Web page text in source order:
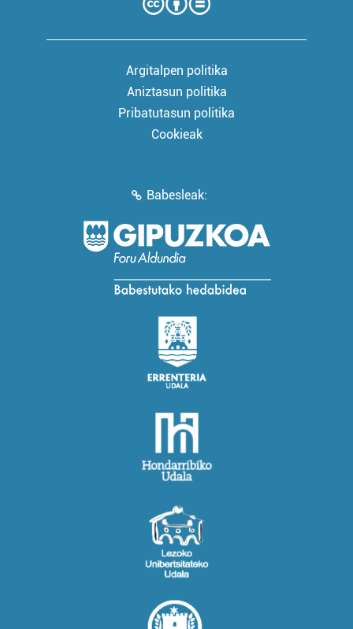
Argitalpen politika
Aniztasun politika
Pribatutasun politika
Cookieak
Babesleak: